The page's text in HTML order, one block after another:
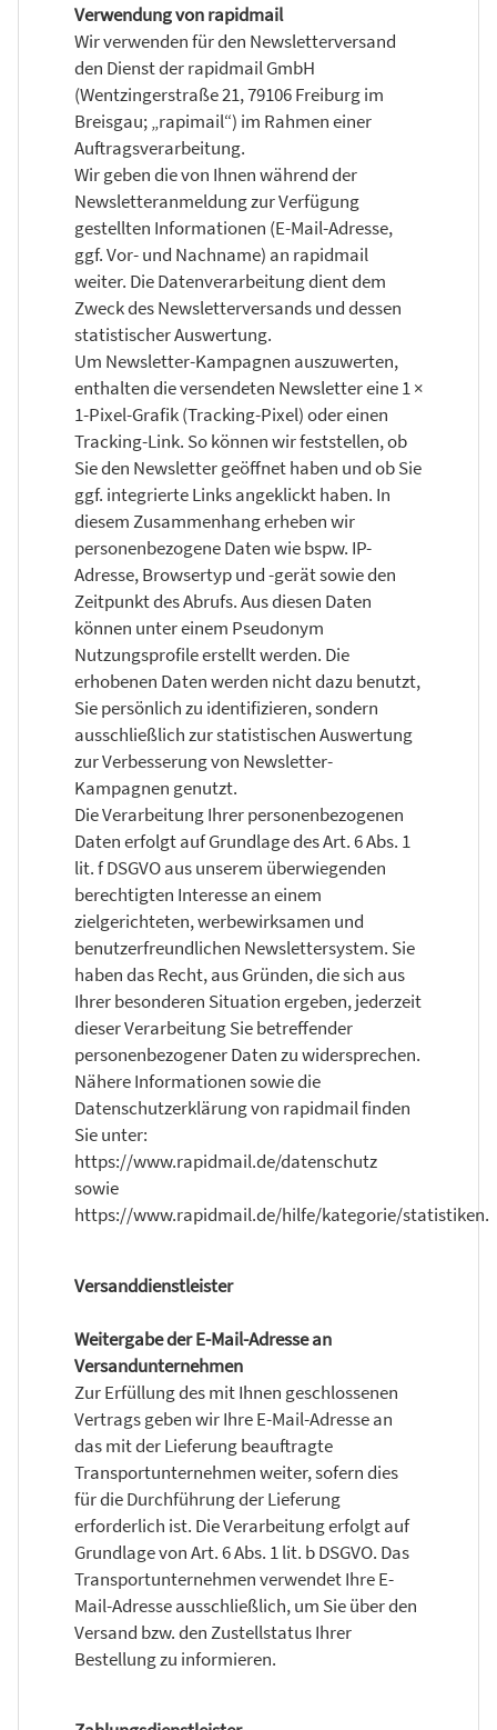
Verwendung von rapidmail
Wir verwenden für den Newsletterversand
den Dienst der rapidmail GmbH
(Wentzingerstraße 21, 79106 Freiburg im
Breisgau; „rapimail“) im Rahmen einer
Auftragsverarbeitung.
Wir geben die von Ihnen während der
Newsletteranmeldung zur Verfügung
gestellten Informationen (E-Mail-Adresse,
ggf. Vor- und Nachname) an rapidmail
weiter. Die Datenverarbeitung dient dem
Zweck des Newsletterversands und dessen
statistischer Auswertung.
Um Newsletter-Kampagnen auszuwerten,
enthalten die versendeten Newsletter eine 1 ×
1-Pixel-Grafik (Tracking-Pixel) oder einen
Tracking-Link. So können wir feststellen, ob
Sie den Newsletter geöffnet haben und ob Sie
ggf. integrierte Links angeklickt haben. In
diesem Zusammenhang erheben wir
personenbezogene Daten wie bspw. IP-
Adresse, Browsertyp und -gerät sowie den
Zeitpunkt des Abrufs. Aus diesen Daten
können unter einem Pseudonym
Nutzungsprofile erstellt werden. Die
erhobenen Daten werden nicht dazu benutzt,
Sie persönlich zu identifizieren, sondern
ausschließlich zur statistischen Auswertung
zur Verbesserung von Newsletter-
Kampagnen genutzt.
Die Verarbeitung Ihrer personenbezogenen
Daten erfolgt auf Grundlage des Art. 6 Abs. 1
lit. f DSGVO aus unserem überwiegenden
berechtigten Interesse an einem
zielgerichteten, werbewirksamen und
benutzerfreundlichen Newslettersystem. Sie
haben das Recht, aus Gründen, die sich aus
Ihrer besonderen Situation ergeben, jederzeit
dieser Verarbeitung Sie betreffender
personenbezogener Daten zu widersprechen.
Nähere Informationen sowie die
Datenschutzerklärung von rapidmail finden
Sie unter:
https://www.rapidmail.de/datenschutz
sowie
https://www.rapidmail.de/hilfe/kategorie/statistiken.
Versanddienstleister
Weitergabe der E-Mail-Adresse an
Versandunternehmen
Zur Erfüllung des mit Ihnen geschlossenen
Vertrags geben wir Ihre E-Mail-Adresse an
das mit der Lieferung beauftragte
Transportunternehmen weiter, sofern dies
für die Durchführung der Lieferung
erforderlich ist. Die Verarbeitung erfolgt auf
Grundlage von Art. 6 Abs. 1 lit. b DSGVO. Das
Transportunternehmen verwendet Ihre E-
Mail-Adresse ausschließlich, um Sie über den
Versand bzw. den Zustellstatus Ihrer
Bestellung zu informieren.